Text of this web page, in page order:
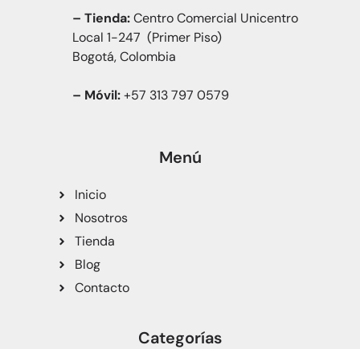
– Tienda:Centro Comercial Unicentro
Local 1-247 (Primer Piso)
Bogotá, Colombia
– Móvil:+57 313 797 0579
Menú
Inicio
Nosotros
Tienda
Blog
Contacto
Categorías